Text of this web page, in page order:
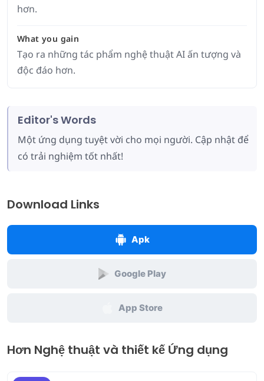
hơn.
What you gain
Tạo ra những tác phẩm nghệ thuật AI ấn tượng và
độc đáo hơn.
Editor's Words
Một ứng dụng tuyệt vời cho mọi người. Cập nhật để
có trải nghiệm tốt nhất!
Download Links
Apk
Google Play
App Store
Hơn Nghệ thuật và thiết kế Ứng dụng